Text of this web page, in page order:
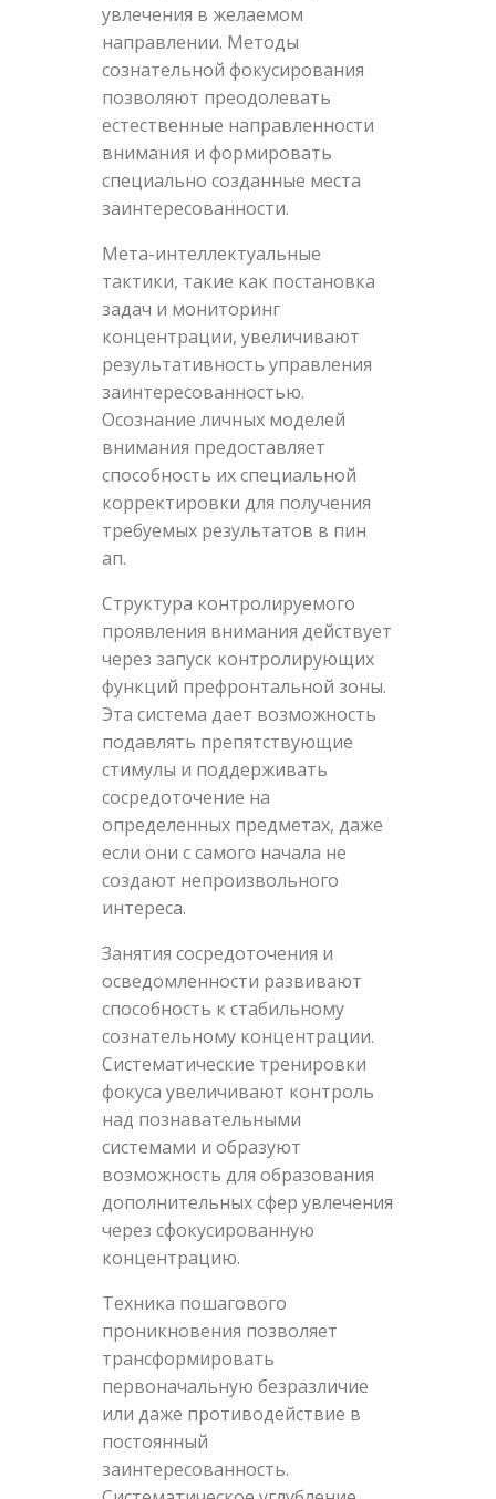
увлечения в желаемом
направлении. Методы
сознательной фокусирования
позволяют преодолевать
естественные направленности
внимания и формировать
специально созданные места
заинтересованности.
Мета-интеллектуальные
тактики, такие как постановка
задач и мониторинг
концентрации, увеличивают
результативность управления
заинтересованностью.
Осознание личных моделей
внимания предоставляет
способность их специальной
корректировки для получения
требуемых результатов в пин
ап.
Структура контролируемого
проявления внимания действует
через запуск контролирующих
функций префронтальной зоны.
Эта система дает возможность
подавлять препятствующие
стимулы и поддерживать
сосредоточение на
определенных предметах, даже
если они с самого начала не
создают непроизвольного
интереса.
Занятия сосредоточения и
осведомленности развивают
способность к стабильному
сознательному концентрации.
Систематические тренировки
фокуса увеличивают контроль
над познавательными
системами и образуют
возможность для образования
дополнительных сфер увлечения
через сфокусированную
концентрацию.
Техника пошагового
проникновения позволяет
трансформировать
первоначальную безразличие
или даже противодействие в
постоянный
заинтересованность.